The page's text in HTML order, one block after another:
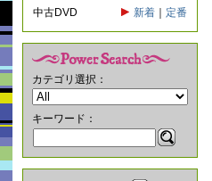
中古DVD
新着 定番
カテゴリ選択：
キーワード：